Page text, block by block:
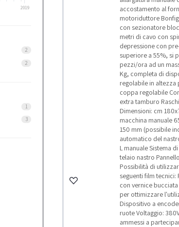
2019
2
2
1
3
accostamento al
motoriduttore
con sezionatore
metri di cavo con
depressione con
superiore a 55%, si
pezzi/ora ad un
Kg, completa di
regolabile in altezza
coppa regolabile
extra tamburo
Dimensioni: cm
macchina manuale
150 mm (possibile
automatico del
L manuale Sistema
telaio nastro
Possibilità di
seguenti film tecnici:
con vernice
per ottimizzare
Dispositivo a
ruote Voltaggio:
ammessi a